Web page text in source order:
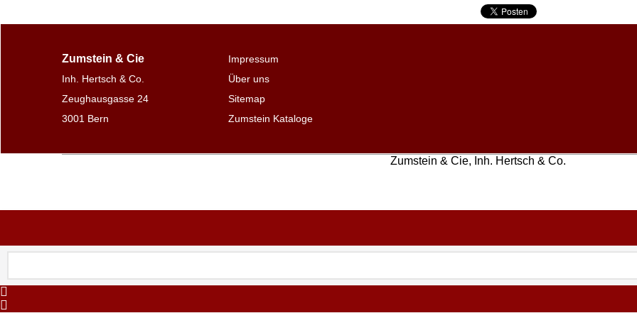
Zumstein & Cie
Inh. Hertsch & Co.
Zeughausgasse 24
3001 Bern
Impressum
Über uns
Sitemap
Zumstein Kataloge
Zumstein & Cie, Inh. Hertsch & Co.